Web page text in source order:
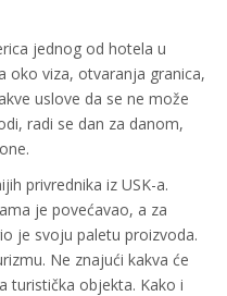
jednog od hotela u
oko viza, otvaranja granica,
uslove da se ne može
radi se dan za danom,
privrednika iz USK-a.
je povećavao, a za
je svoju paletu proizvoda.
Ne znajući kakva će
turistička objekta. Kako i